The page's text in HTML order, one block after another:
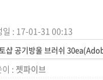
일 : 17-01-31 00:13
샵 공기방울 브러쉬
이 : 젯파이브